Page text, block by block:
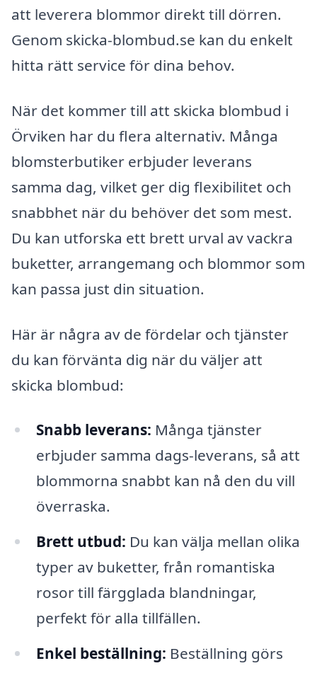
att leverera blommor direkt till dörren.
Genom skicka-blombud.se kan du enkelt
hitta rätt service för dina behov.
När det kommer till att skicka blombud i
Örviken har du flera alternativ. Många
blomsterbutiker erbjuder leverans
samma dag, vilket ger dig flexibilitet och
snabbhet när du behöver det som mest.
Du kan utforska ett brett urval av vackra
buketter, arrangemang och blommor som
kan passa just din situation.
Här är några av de fördelar och tjänster
du kan förvänta dig när du väljer att
skicka blombud:
Snabb leverans: Många tjänster
erbjuder samma dags-leverans, så att
blommorna snabbt kan nå den du vill
överraska.
Brett utbud: Du kan välja mellan olika
typer av buketter, från romantiska
rosor till färgglada blandningar,
perfekt för alla tillfällen.
Enkel beställning: Beställning görs